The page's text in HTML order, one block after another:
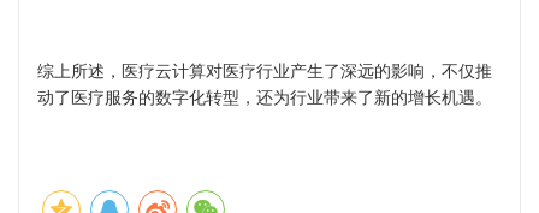
综上所述，医疗云计算对医疗行业产生了深远的影响，不仅推
动了医疗服务的数字化转型，还为行业带来了新的增长机遇。